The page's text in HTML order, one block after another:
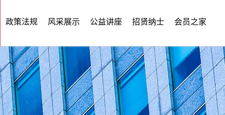
政策法规 风采展示 公益讲座 招贤纳士 会员之家